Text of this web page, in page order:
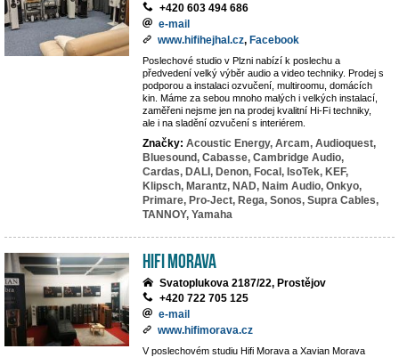
+420 603 494 686
e-mail
www.hifihejhal.cz, Facebook
Poslechové studio v Plzni nabízí k poslechu a
předvedení velký výběr audio a video techniky. Prodej s
podporou a instalaci ozvučení, multiroomu, domácích
kin. Máme za sebou mnoho malých i velkých instalací,
zaměřeni nejsme jen na prodej kvalitní Hi-Fi techniky,
ale i na sladění ozvučení s interiérem.
Značky: Acoustic Energy, Arcam, Audioquest,
Bluesound, Cabasse, Cambridge Audio,
Cardas, DALI, Denon, Focal, IsoTek, KEF,
Klipsch, Marantz, NAD, Naim Audio, Onkyo,
Primare, Pro-Ject, Rega, Sonos, Supra Cables,
TANNOY, Yamaha
Hifi Morava
Svatoplukova 2187/22, Prostějov
+420 722 705 125
e-mail
www.hifimorava.cz
V poslechovém studiu Hifi Morava a Xavian Morava